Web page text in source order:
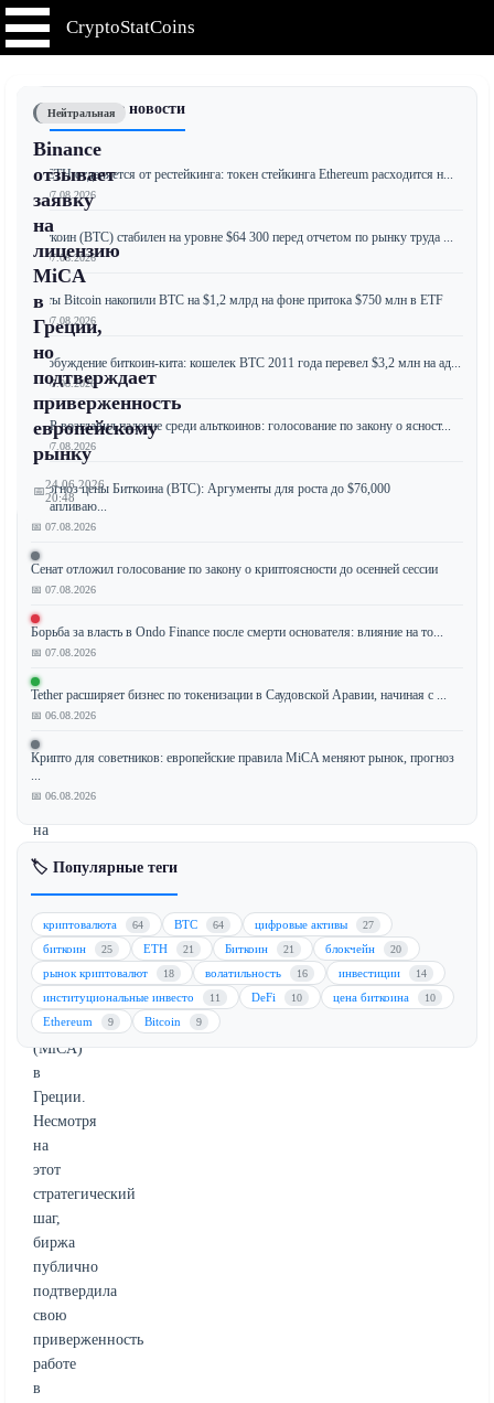
CryptoStatCoins
Нейтральная
Binance
отзывает
заявку
на
лицензию
MiCA
в
Греции,
но
подтверждает
приверженность
европейскому
рынку
📅24.06.2026
20:48
Binance,
крупнейшая
в
мире
криптовалютная
биржа,
отозвала
свою
на
получение
лицензии
рамках
Регламента
о
рынках
криптоактивов
(MiCA)
в
Греции.
Несмотря
на
этот
стратегический
шаг,
биржа
публично
подтвердила
свою
приверженность
работе
в
📰 Последние новости
weETH отделяется от рестейкинга: токен стейкинга Ethereum расходится н...
📅 07.08.2026
Биткоин (BTC) стабилен на уровне $64 300 перед отчетом по рынку труда ...
📅 07.08.2026
Киты Bitcoin накопили BTC на $1,2 млрд на фоне притока $750 млн в ETF
📅 07.08.2026
Пробуждение биткоин-кита: кошелек BTC 2011 года перевел $3,2 млн на ад...
📅 07.08.2026
XRP возглавил падение среди альткоинов: голосование по закону о ясност...
📅 07.08.2026
Прогноз цены Биткоина (BTC): Аргументы для роста до $76,000
накапливаю...
📅 07.08.2026
Сенат отложил голосование по закону о криптоясности до осенней сессии
📅 07.08.2026
Борьба за власть в Ondo Finance после смерти основателя: влияние на то...
📅 07.08.2026
Tether расширяет бизнес по токенизации в Саудовской Аравии, начиная с ...
📅 06.08.2026
Крипто для советников: европейские правила MiCA меняют рынок, прогноз
...
📅 06.08.2026
🏷️ Популярные теги
криптовалюта 64 BTC 64 цифровые активы 27
биткоин 25 ETH 21 Биткоин 21 блокчейн 20
рынок криптовалют 18 волатильность 16 инвестиции 14
институциональные инвесто 11 DeFi 10 цена биткоина 10
Ethereum 9 Bitcoin 9